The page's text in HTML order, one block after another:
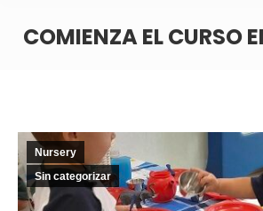
COMIENZA EL CURSO
Nursery
Sin categorizar